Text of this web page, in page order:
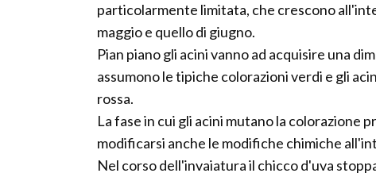
particolarmente limitata, che crescono
maggio e quello di giugno.
Pian piano gli acini vanno ad acquisire una
assumono le tipiche colorazioni verdi e gli
rossa.
La fase in cui gli acini mutano la colorazione
modificarsi anche le modifiche chimiche
Nel corso dell'invaiatura il chicco d'uva